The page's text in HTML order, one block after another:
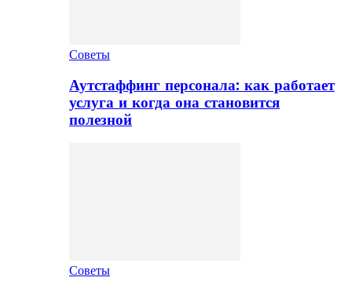
Советы
Аутстаффинг персонала: как работает
услуга и когда она становится
полезной
Советы